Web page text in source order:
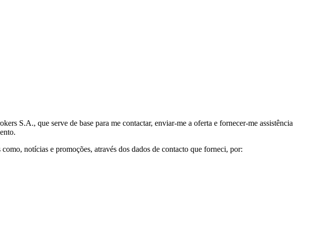
S.A., que serve de base para me contactar, enviar-me a oferta e fornecer-me assistência
notícias e promoções, através dos dados de contacto que forneci, por: